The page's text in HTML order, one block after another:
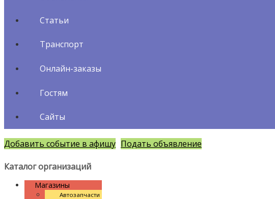
Статьи
Транспорт
Онлайн-заказы
Гостям
Сайты
Добавить событие в афишу Подать объявление
Каталог организаций
Магазины
Автозапчасти